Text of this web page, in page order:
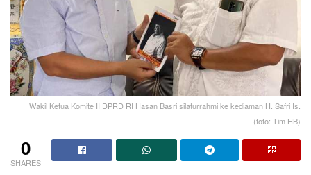
Wakil Ketua Komite II DPRD RI Hasan Basri silaturrahmi ke kediaman H. Safri Is.
(foto: Tim HB)
0
SHARES